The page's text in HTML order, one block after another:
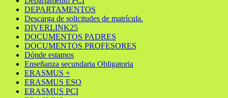
DEPARTAMENTOS
Descarga de solicitudes de matrícula.
DIVERLINK25
DOCUMENTOS PADRES
DOCUMENTOS PROFESORES
Dónde estamos
Enseñanza secundaria Obligatoria
ERASMUS +
ERASMUS ESO
ERASMUS PCI